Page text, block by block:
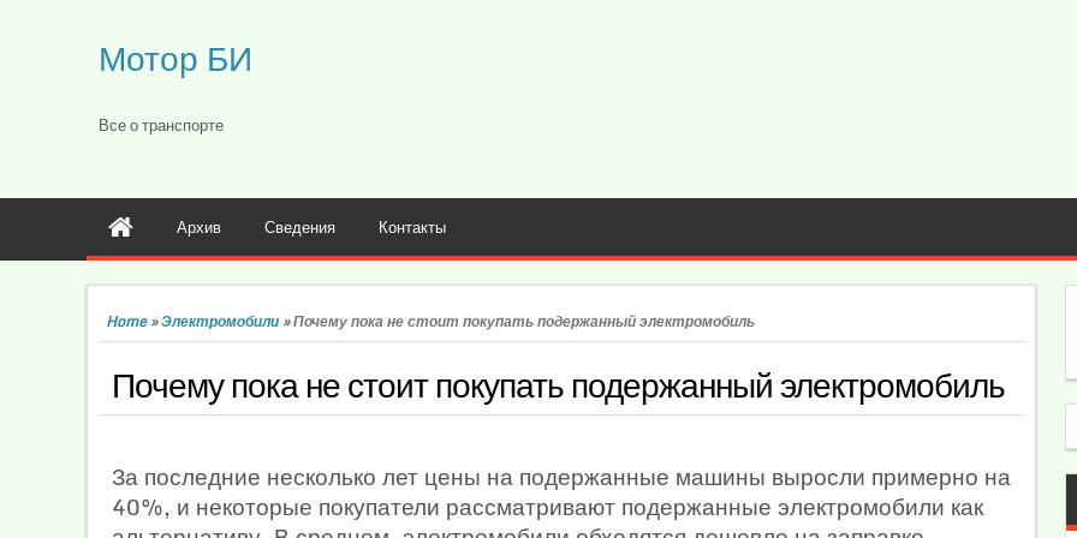
Мотор БИ
Все о транспорте
Архив Сведения Контакты
Home»Электромобили »Почему пока не стоит покупать подержанный электромобиль
Почему пока не стоит покупать подержанный электромобиль
За последние несколько лет цены на подержанные машины выросли примерно на
40%, и некоторые покупатели рассматривают подержанные электромобили как